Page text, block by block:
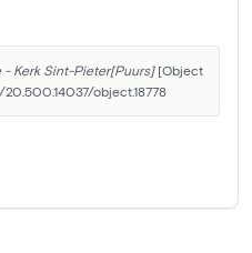
- Kerk Sint-Pieter[Puurs] [Object
object.18778